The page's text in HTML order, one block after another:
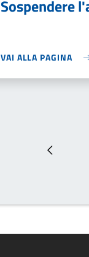
Sospendere
VAI ALLA PAGINA
Pagina